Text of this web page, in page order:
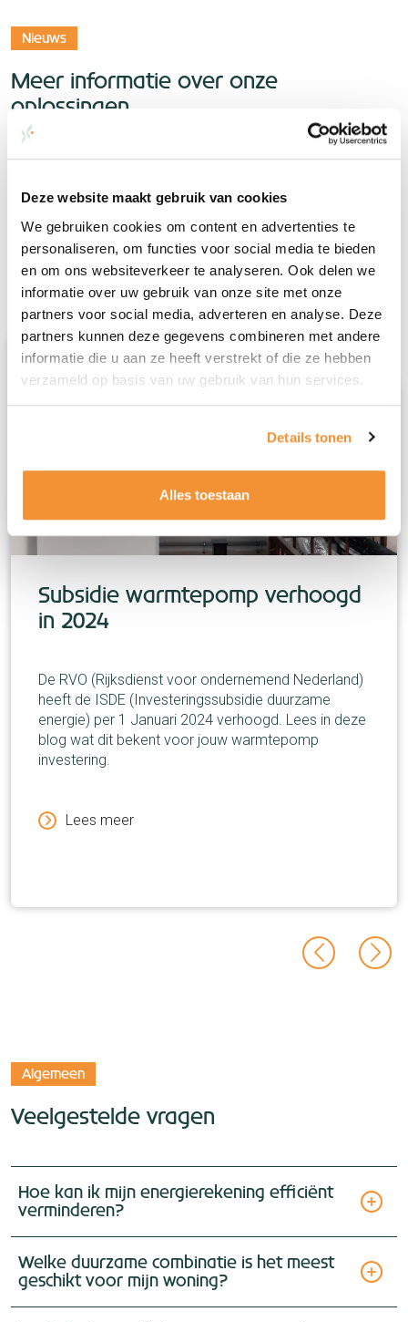
Deze website maakt gebruik van cookies
We gebruiken cookies om content en advertenties te
personaliseren, om functies voor social media te bieden
en om ons websiteverkeer te analyseren. Ook delen we
informatie over uw gebruik van onze site met onze
partners voor social media, adverteren en analyse. Deze
partners kunnen deze gegevens combineren met andere
informatie die u aan ze heeft verstrekt of die ze hebben
verzameld op basis van uw gebruik van hun services.
Details tonen
Alles toestaan
Nieuws
Meer informatie over onze
oplossingen
Dutch Energy gaat met volle energie voor de beste
ontwikkelingen en mogelijkheden continu in de gaten. Díe
Meer berichten
Subsidie warmtepomp verhoogd
in 2024
De RVO (Rijksdienst voor ondernemend Nederland)
heeft de ISDE (Investeringssubsidie duurzame
energie) per 1 Januari 2024 verhoogd. Lees in deze
blog wat dit bekent voor jouw warmtepomp
investering.
Lees meer
Algemeen
Veelgestelde vragen
Hoe kan ik mijn energierekening efficiënt
verminderen?
Welke duurzame combinatie is het meest
geschikt voor mijn woning?